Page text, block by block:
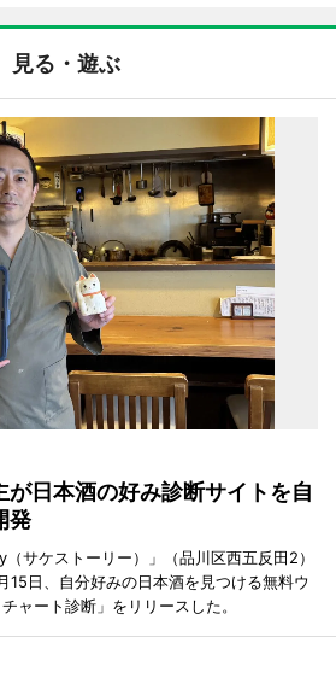
見る・遊ぶ
が日本酒の好み診断サイトを自
発
サケストーリー）」（品川区西五反田2）
15日、自分好みの日本酒を見つける無料ウ
ャート診断」をリリースした。